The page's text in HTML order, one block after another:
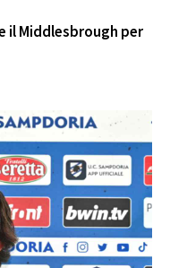
il Middlesbrough per